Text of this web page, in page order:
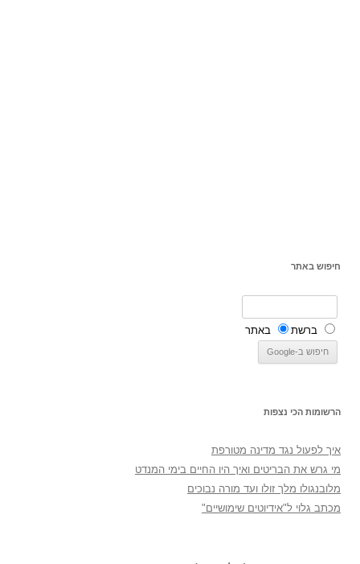
חיפוש באתר
ברשת באתר
הרשומות הכי נצפות
איך לפעול נגד מדינה מטורפת
מי גרש את הבריטים ואיך היו החיים בימי המנדט
מלובנגולו מלך זולו ועד מורה נבוכים
מכתב גלוי ל"אידיוטים שימושיים"